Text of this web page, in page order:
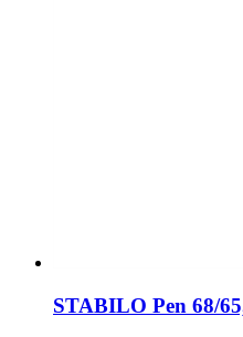
STABILO Pen 68/